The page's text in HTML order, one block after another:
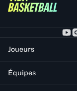
Joueurs
Équipes